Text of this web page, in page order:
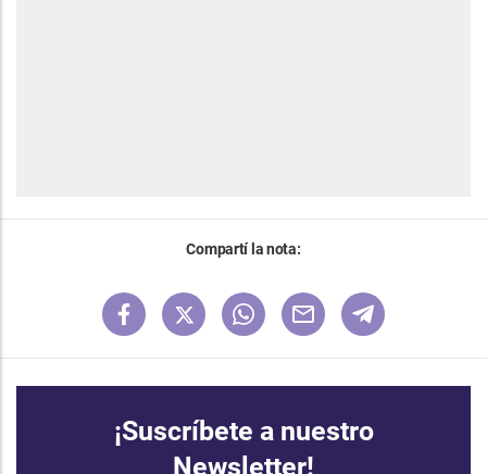
Compartí la nota:
¡Suscríbete a nuestro
Newsletter!